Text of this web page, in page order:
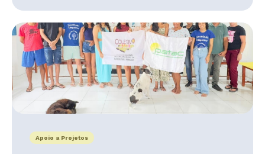
Apoio a Projetos